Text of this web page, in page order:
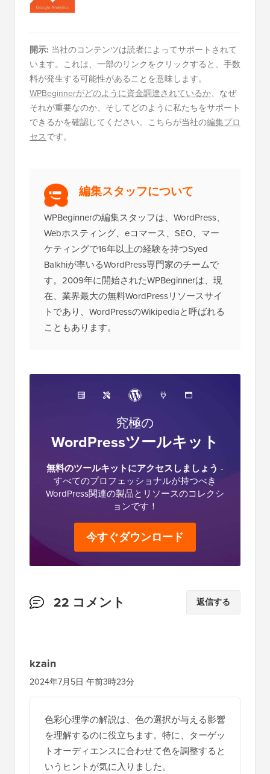
開示: 当社のコンテンツは読者によってサポートされて
います。これは、一部のリンクをクリックすると、手数
料が発生する可能性があることを意味します。
WPBeginnerがどのように資金調達されているか、なぜ
それが重要なのか、そしてどのように私たちをサポート
できるかを確認してください。こちらが当社の編集プロ
セスです。
編集スタッフについて
WPBeginnerの編集スタッフは、WordPress、
Webホスティング、eコマース、SEO、マー
ケティングで16年以上の経験を持つSyed
Balkhiが率いるWordPress専門家のチームで
す。2009年に開始されたWPBeginnerは、現
在、業界最大の無料WordPressリソースサイ
トであり、WordPressのWikipediaと呼ばれる
こともあります。
究極の
WordPressツールキット
無料のツールキットにアクセスしましょう -
すべてのプロフェッショナルが持つべき
WordPress関連の製品とリソースのコレクシ
ョンです！
今すぐダウンロード
読
の
イ
ン
22 コメント 返信する
kzain
2024年7月5日 午前3時23分
色彩心理学の解説は、色の選択が与える影響
を理解するのに役立ちます。特に、ターゲッ
トオーディエンスに合わせて色を調整すると
いうヒントが気に入りました。